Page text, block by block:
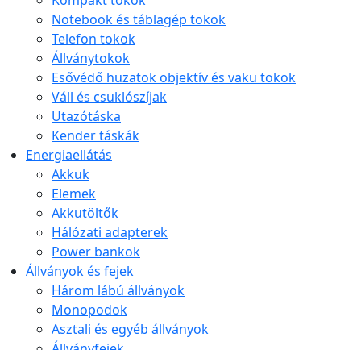
Notebook és táblagép tokok
Telefon tokok
Állványtokok
Esővédő huzatok objektív és vaku tokok
Váll és csuklószíjak
Utazótáska
Kender táskák
Energiaellátás
Akkuk
Elemek
Akkutöltők
Hálózati adapterek
Power bankok
Állványok és fejek
Három lábú állványok
Monopodok
Asztali és egyéb állványok